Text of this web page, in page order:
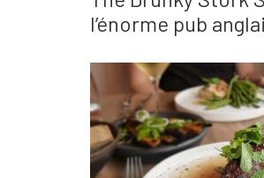
l’énorme pub